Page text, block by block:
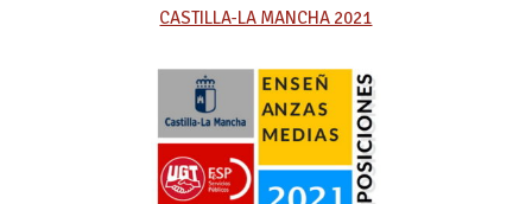
CASTILLA-LA MANCHA 2021